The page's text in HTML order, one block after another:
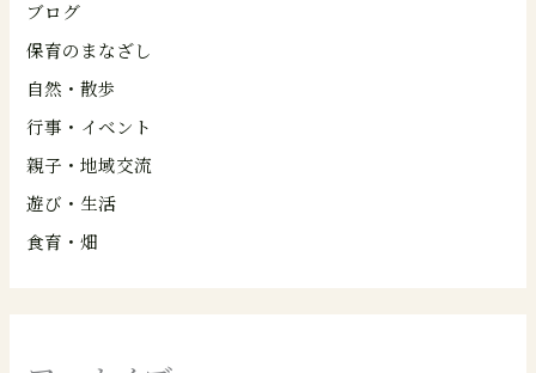
ブログ
保育のまなざし
自然・散歩
行事・イベント
親子・地域交流
遊び・生活
食育・畑